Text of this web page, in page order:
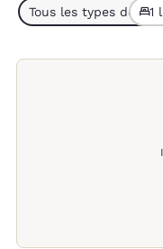
Tous les types de 1